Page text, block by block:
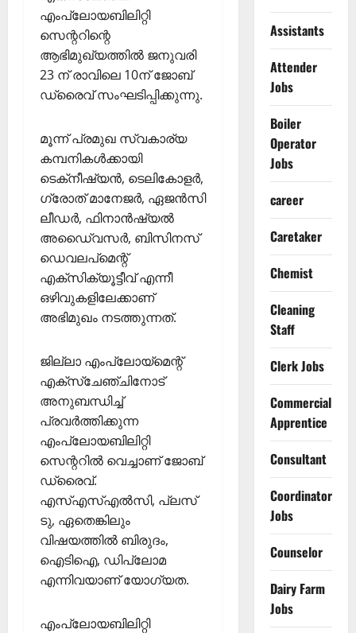
എംപ്ലോയബിലിറ്റി
സെന്ററിന്റെ
ആഭിമുഖ്യത്തില്‍ ജനുവരി
23 ന് രാവിലെ 10ന് ജോബ്
ഡ്രൈവ് സംഘടിപ്പിക്കുന്നു.
മൂന്ന് പ്രമുഖ സ്വകാര്യ
കമ്പനികള്‍ക്കായി
ടെക്‌നീഷ്യന്‍, ടെലികോളര്‍,
ഗ്രോത് മാനേജര്‍, ഏജന്‍സി
ലീഡര്‍, ഫിനാന്‍ഷ്യല്‍
അഡൈ്വസര്‍, ബിസിനസ്
ഡെവലപ്‌മെന്റ്
എക്‌സിക്യൂട്ടീവ് എന്നീ
ഒഴിവുകളിലേക്കാണ്
അഭിമുഖം നടത്തുന്നത്.
ജില്ലാ എംപ്ലോയ്‌മെന്റ്
എക്‌സ്‌ചേഞ്ചിനോട്
അനുബന്ധിച്ച്
പ്രവര്‍ത്തിക്കുന്ന
എംപ്ലോയബിലിറ്റി
സെന്ററില്‍ വെച്ചാണ് ജോബ്
ഡ്രൈവ്.
എസ്എസ്എല്‍സി, പ്ലസ്
ടു, ഏതെങ്കിലും
വിഷയത്തില്‍ ബിരുദം,
ഐടിഐ, ഡിപ്ലോമ
എന്നിവയാണ് യോഗ്യത.
എംപ്ലോയബിലിറ്റി
Assistants
Attender
Jobs
Boiler
Operator
Jobs
career
Caretaker
Chemist
Cleaning
Staff
Clerk Jobs
Commercial
Apprentice
Consultant
Coordinator
Jobs
Counselor
Dairy Farm
Jobs